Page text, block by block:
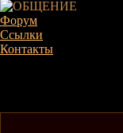
Форум
Ссылки
Контакты